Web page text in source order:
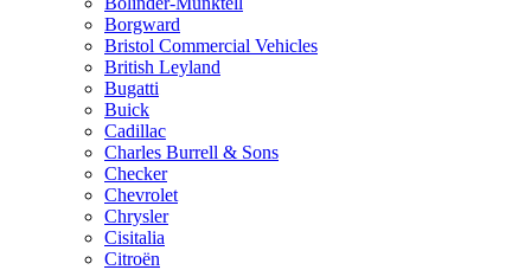
Borgward
Bristol Commercial Vehicles
British Leyland
Bugatti
Buick
Cadillac
Charles Burrell & Sons
Checker
Chevrolet
Chrysler
Cisitalia
Citroën